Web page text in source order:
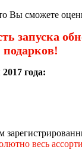
Вы сможете
запуска
подарков!
года:
весь